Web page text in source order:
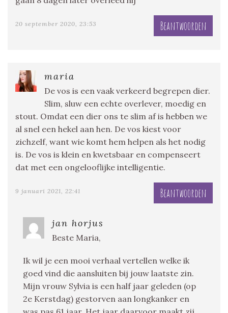
20 september 2020, 23:53 Beantwoorden
maria
De vos is een vaak verkeerd begrepen dier.
Slim, sluw een echte overlever, moedig en
stout. Omdat een dier ons te slim af is hebben we
al snel een hekel aan hen. De vos kiest voor
zichzelf, want wie komt hem helpen als het nodig
is. De vos is klein en kwetsbaar en compenseert
dat met een ongelooflijke intelligentie.
9 januari 2021, 22:41 Beantwoorden
jan horjus
Beste Maria,
Ik wil je een mooi verhaal vertellen welke ik
goed vind die aansluiten bij jouw laatste zin.
Mijn vrouw Sylvia is een half jaar geleden (op
2e Kerstdag) gestorven aan longkanker en